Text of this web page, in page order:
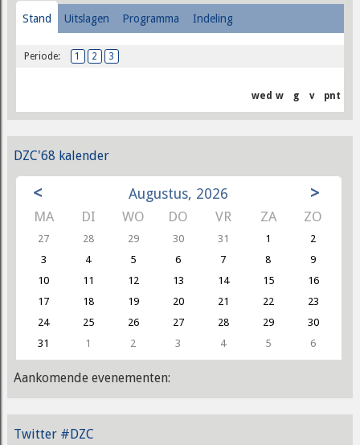
Stand Uitslagen Programma Indeling
Periode: 1 2 3
wed w g v pnt
DZC'68 kalender
< Augustus, 2026 >
MA DI WO DO VR ZA ZO
27 28 29 30 31 1
2
3
4 5 6 7 8
9
10
11 12 13 14 15
16
17
18 19 20 21 22
23
24
25 26 27 28 29
30
31
1 2 3 4 5 6
Aankomende evenementen:
Twitter #DZC